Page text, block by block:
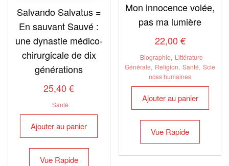
Salvando Salvatus =
En sauvant Sauvé :
une dynastie médico-
chirurgicale de dix
générations
25,40€
Santé
Ajouter au panier
Vue Rapide
Mon innocence volée,
pas ma lumière
22,00 €
Biographie, Littérature
Générale, Religion, Santé, Scie
nces humaines
Ajouter au panier
Vue Rapide